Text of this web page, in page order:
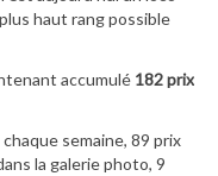
haut rang possible
accumulé 182 prix
semaine, 89 prix
la galerie photo, 9